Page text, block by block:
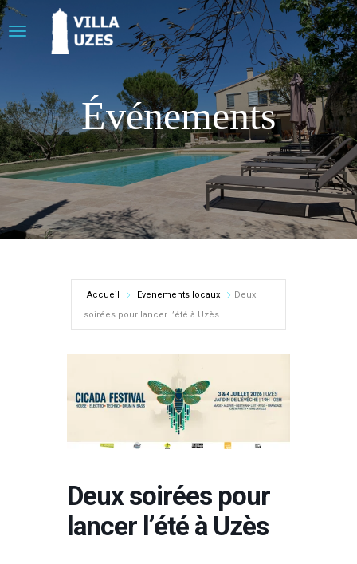
Événements
Accueil Evenements locaux
Deux
soirées pour lancer l’été à Uzès
Deux soirées pour
lancer l’été à Uzès